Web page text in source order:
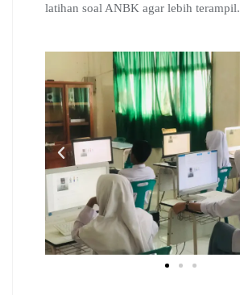
latihan soal ANBK agar lebih terampil.